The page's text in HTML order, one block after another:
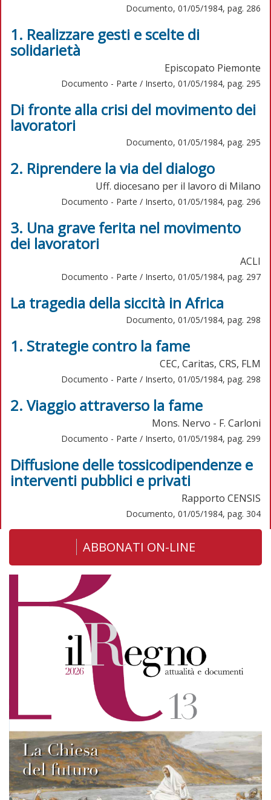
Documento, 01/05/1984, pag. 286
1. Realizzare gesti e scelte di
solidarietà
Episcopato Piemonte
Documento - Parte / Inserto, 01/05/1984, pag. 295
Di fronte alla crisi del movimento dei
lavoratori
Documento, 01/05/1984, pag. 295
2. Riprendere la via del dialogo
Uff. diocesano per il lavoro di Milano
Documento - Parte / Inserto, 01/05/1984, pag. 296
3. Una grave ferita nel movimento
dei lavoratori
ACLI
Documento - Parte / Inserto, 01/05/1984, pag. 297
La tragedia della siccità in Africa
Documento, 01/05/1984, pag. 298
1. Strategie contro la fame
CEC, Caritas, CRS, FLM
Documento - Parte / Inserto, 01/05/1984, pag. 298
2. Viaggio attraverso la fame
Mons. Nervo - F. Carloni
Documento - Parte / Inserto, 01/05/1984, pag. 299
Diffusione delle tossicodipendenze e
interventi pubblici e privati
Rapporto CENSIS
Documento, 01/05/1984, pag. 304
ABBONATI ON-LINE